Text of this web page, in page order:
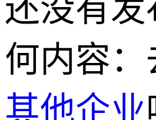
还没有发
何内容：
其他企业